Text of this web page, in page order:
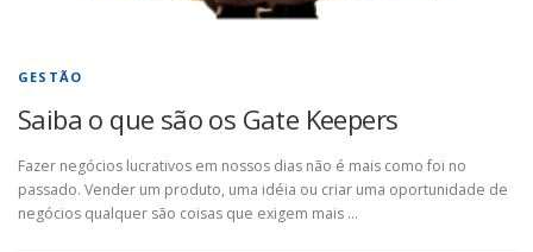
GESTÃO
Saiba o que são os Gate Keepers
Fazer negócios lucrativos em nossos dias não é mais como foi no
passado. Vender um produto, uma idéia ou criar uma oportunidade de
negócios qualquer são coisas que exigem mais …